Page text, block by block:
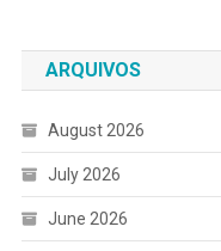
ARQUIVOS
August 2026
July 2026
June 2026